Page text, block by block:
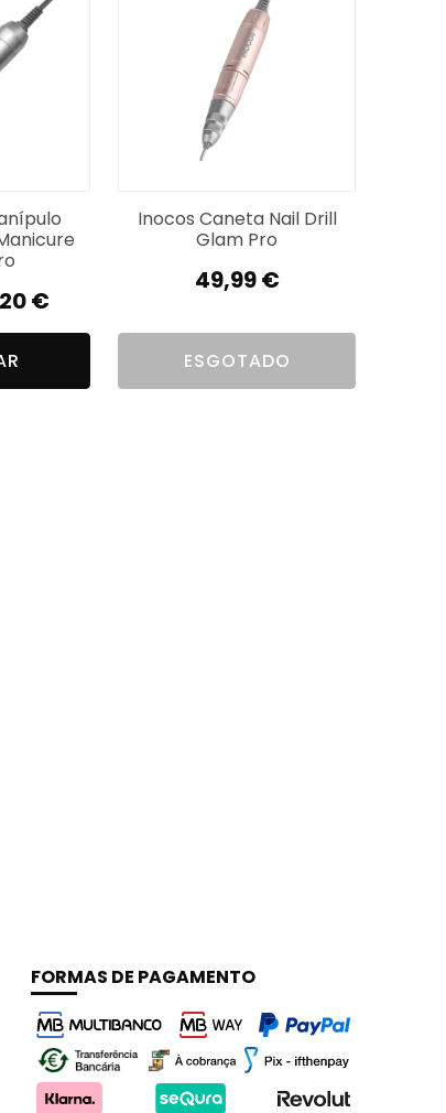
€
Inocos Caneta Nail Drill
Glam Pro
49,99€
ESGOTADO
FORMAS DE PAGAMENTO